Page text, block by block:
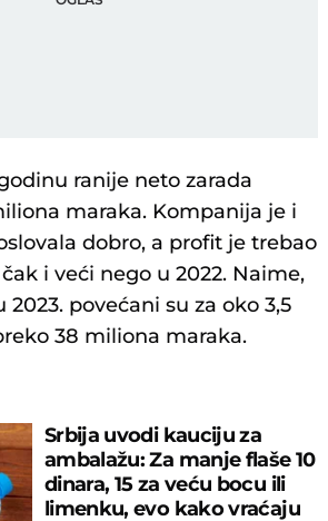
ranije neto zarada
maraka. Kompanija je i
dobro, a profit je trebao
i veći nego u 2022. Naime,
povećani su za oko 3,5
38 miliona maraka.
Srbija uvodi kauciju za
ambalažu: Za manje flaše 10
dinara, 15 za veću bocu ili
limenku, evo kako vraćaju